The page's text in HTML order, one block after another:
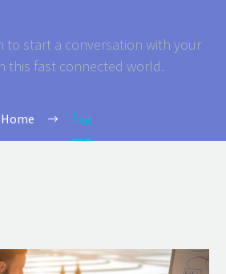
to start a conversation with your
this fast connected world.
Home Tag